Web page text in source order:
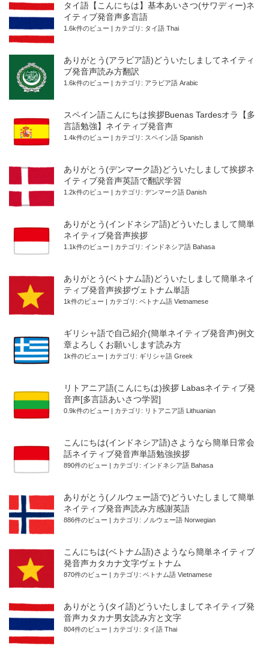
タイ語【こんにちは】基本あいさつ(サワディー)ネ
イティブ発音声多言語
1.6k件のビュー カテゴリ: タイ語 Thai
ありがとう(アラビア語)どういたしましてネイティ
ブ発音声読み方翻訳
1.6k件のビュー カテゴリ: アラビア語 Arabic
スペイン語こんにちは挨拶Buenas Tardesオラ【多
言語勉強】ネイティブ発音声
1.4k件のビュー カテゴリ: スペイン語 Spanish
ありがとう(デンマーク語)どういたしまして挨拶ネ
イティブ発音声英語で翻訳学習
1.2k件のビュー カテゴリ: デンマーク語 Danish
ありがとう(インドネシア語)どういたしまして簡単
ネイティブ発音声挨拶
1.1k件のビュー カテゴリ: インドネシア語 Bahasa
ありがとう(ベトナム語)どういたしまして簡単ネイ
ティブ発音声挨拶ヴェトナム単語
1k件のビュー カテゴリ: ベトナム語 Vietnamese
ギリシャ語で自己紹介(簡単ネイティブ発音声)例文
章よろしくお願いします読み方
1k件のビュー カテゴリ: ギリシャ語 Greek
リトアニア語(こんにちは)挨拶 Labasネイティブ発
音声[多言語あいさつ学習]
0.9k件のビュー カテゴリ: リトアニア語 Lithuanian
こんにちは(インドネシア語)さようなら簡単日常会
話ネイティブ発音声単語勉強挨拶
890件のビュー カテゴリ: インドネシア語 Bahasa
ありがとう(ノルウェー語で)どういたしまして簡単
ネイティブ発音声読み方感謝英語
886件のビュー カテゴリ: ノルウェー語 Norwegian
こんにちは(ベトナム語)さようなら簡単ネイティブ
発音声カタカナ文字ヴェトナム
870件のビュー カテゴリ: ベトナム語 Vietnamese
ありがとう(タイ語)どういたしましてネイティブ発
音声カタカナ男女読み方と文字
804件のビュー カテゴリ: タイ語 Thai